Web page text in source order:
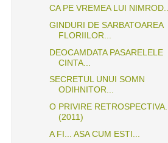
CA PE VREMEA LUI NIMROD...
GINDURI DE SARBATOAREA
FLORIILOR...
DEOCAMDATA PASARELELE
CINTA...
SECRETUL UNUI SOMN
ODIHNITOR...
O PRIVIRE RETROSPECTIVA...
(2011)
A FI... ASA CUM ESTI...